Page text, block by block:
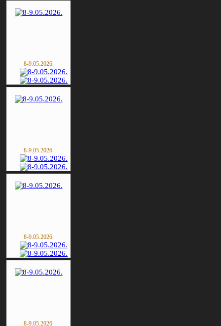
8-9.05.2026.
8-9.05.2026.
8-9.05.2026.
8-9.05.2026.